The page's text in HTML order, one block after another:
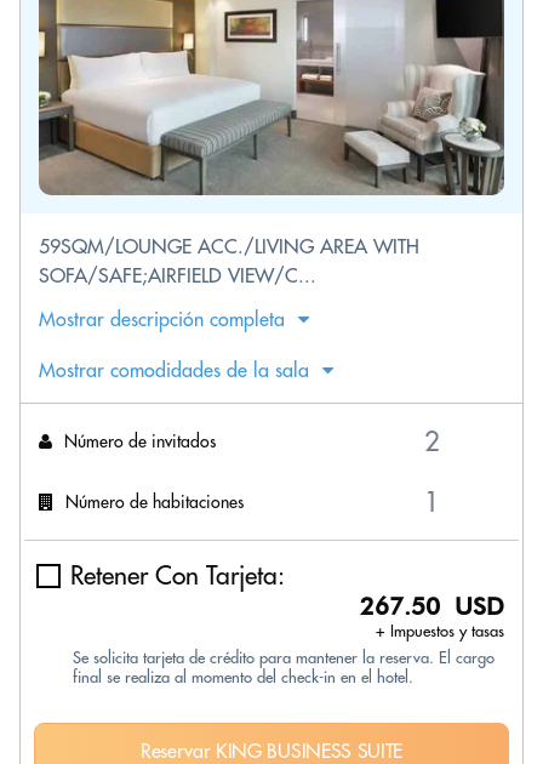
59SQM/LOUNGE ACC./LIVING AREA WITH
SOFA/SAFE;AIRFIELD VIEW/C...
Mostrar descripción completa
Mostrar comodidades de la sala
Número de invitados
Número de habitaciones
Retener Con Tarjeta:
267.50 USD
+ Impuestos y tasas
Se solicita tarjeta de crédito para mantener la reserva. El cargo
final se realiza al momento del check-in en el hotel.
Reservar KING BUSINESS SUITE